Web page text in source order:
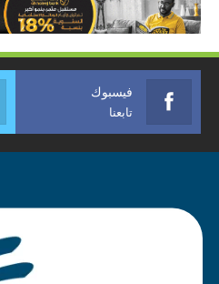
فيسبوك
تابعنا